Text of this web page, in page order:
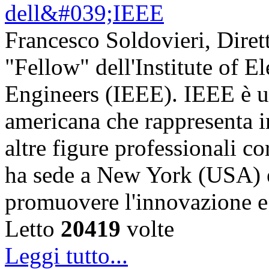
Francesco Soldovieri,
"Fellow" dell'Institute of
Engineers (IEEE). IEEE è
americana che
altre figure professionali
ha sede a New York
promuovere l'innovazione
Letto 20419 volte
Leggi tutto...